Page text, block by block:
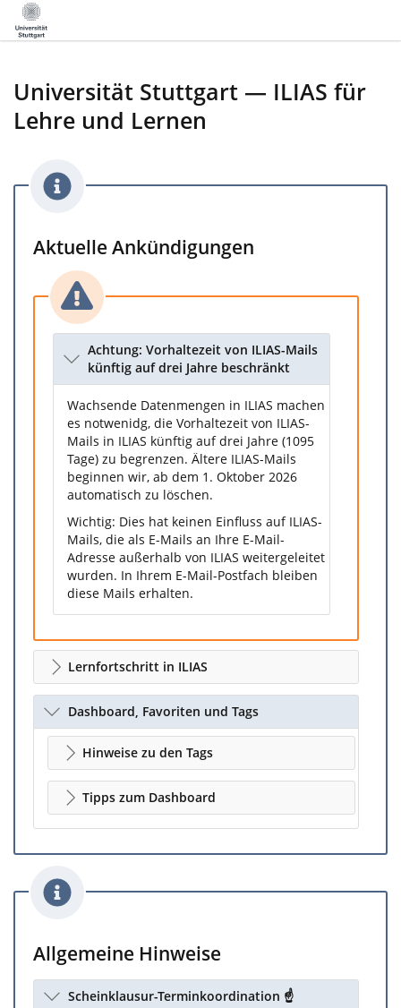
Universität Stuttgart — ILIAS für
Lehre und Lernen
Aktuelle Ankündigungen
Achtung: Vorhaltezeit von ILIAS-Mails
künftig auf drei Jahre beschränkt
Wachsende Datenmengen in ILIAS machen
es notwenidg, die Vorhaltezeit von ILIAS-
Mails in ILIAS künftig auf drei Jahre (1095
Tage) zu begrenzen. Ältere ILIAS-Mails
beginnen wir, ab dem 1. Oktober 2026
automatisch zu löschen.
Wichtig: Dies hat keinen Einfluss auf ILIAS-
Mails, die als E-Mails an Ihre E-Mail-
Adresse außerhalb von ILIAS weitergeleitet
wurden. In Ihrem E-Mail-Postfach bleiben
diese Mails erhalten.
Lernfortschritt in ILIAS
Dashboard, Favoriten und Tags
Hinweise zu den Tags
Tipps zum Dashboard
Allgemeine Hinweise
Scheinklausur-Terminkoordination ☝️